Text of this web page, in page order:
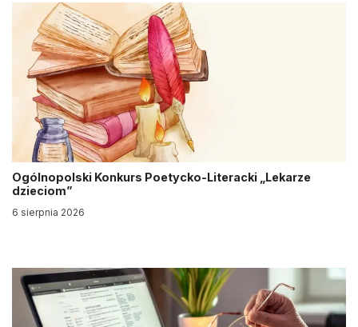
Ogólnopolski Konkurs Poetycko-Literacki „Lekarze
dzieciom”
6 sierpnia 2026